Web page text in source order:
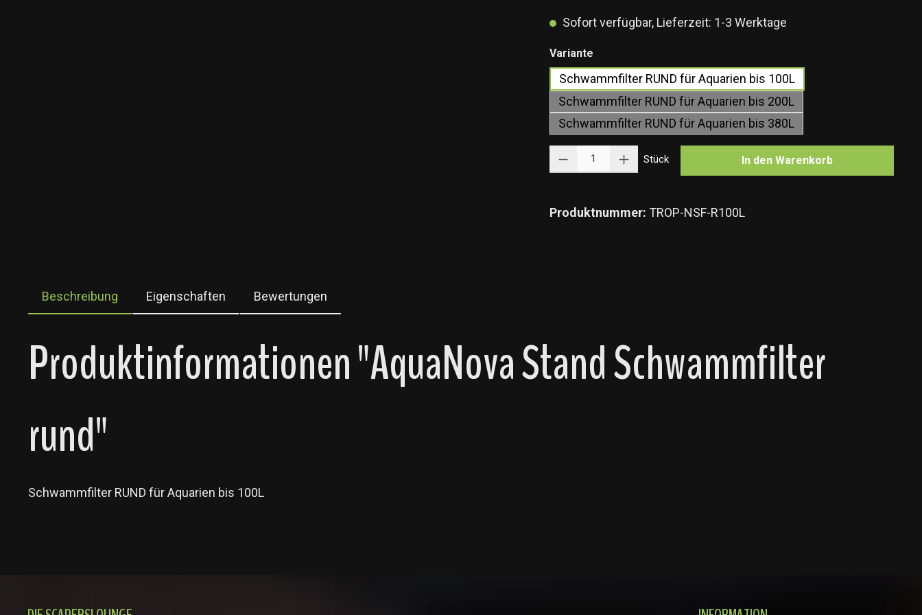
Sofort verfügbar, Lieferzeit: 1-3 Werktage
Varianteauswählen
Schwammfilter RUND für Aquarien bis 100L
Schwammfilter RUND für Aquarien bis 200L
Schwammfilter RUND für Aquarien bis 380L
Stück In den Warenkorb
Produktnummer: TROP-NSF-R100L
Beschreibung Eigenschaften Bewertungen
Produktinformationen "AquaNova Stand Schwammfilter
rund"
Schwammfilter RUND für Aquarien bis 100L